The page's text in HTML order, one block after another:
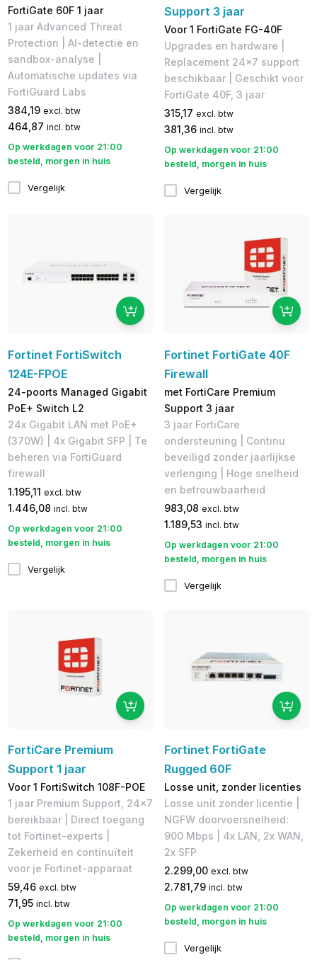
FortiGate 60F 1 jaar
1 jaar Advanced Threat
Protection | AI-detectie en
sandbox-analyse |
Automatische updates via
FortiGuard Labs
384,19 excl. btw
464,87 incl. btw
Op werkdagen voor 21:00
besteld, morgen in huis
Vergelijk
Support 3 jaar
Voor 1 FortiGate FG-40F
Upgrades en hardware |
Replacement 24x7 support
beschikbaar | Geschikt voor
FortiGate 40F, 3 jaar
315,17 excl. btw
381,36 incl. btw
Op werkdagen voor 21:00
besteld, morgen in huis
Vergelijk
Fortinet FortiSwitch
124E-FPOE
24-poorts Managed Gigabit
PoE+ Switch L2
24x Gigabit LAN met PoE+
(370W) | 4x Gigabit SFP | Te
beheren via FortiGuard
firewall
1.195,11 excl. btw
1.446,08 incl. btw
Op werkdagen voor 21:00
besteld, morgen in huis
Vergelijk
Fortinet FortiGate 40F
Firewall
met FortiCare Premium
Support 3 jaar
3 jaar FortiCare
ondersteuning | Continu
beveiligd zonder jaarlijkse
verlenging | Hoge snelheid
en betrouwbaarheid
983,08 excl. btw
1.189,53 incl. btw
Op werkdagen voor 21:00
besteld, morgen in huis
Vergelijk
FortiCare Premium
Support 1 jaar
Voor 1 FortiSwitch 108F-POE
1 jaar Premium Support, 24x7
bereikbaar | Direct toegang
tot Fortinet-experts |
Zekerheid en continuïteit
voor je Fortinet-apparaat
59,46 excl. btw
71,95 incl. btw
Op werkdagen voor 21:00
besteld, morgen in huis
Fortinet FortiGate
Rugged 60F
Losse unit, zonder licenties
Losse unit zonder licentie |
NGFW doorvoersnelheid:
900 Mbps | 4x LAN, 2x WAN,
2x SFP
2.299,00 excl. btw
2.781,79 incl. btw
Op werkdagen voor 21:00
besteld, morgen in huis
Vergelijk